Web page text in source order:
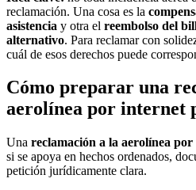
reclamación. Una cosa es la
asistencia y otra el reembolso del
alternativo. Para reclamar con
cuál de esos derechos puede
Cómo preparar una
aerolínea por internet
Una reclamación a la aerolínea
si se apoya en hechos ordenados,
petición jurídicamente clara.